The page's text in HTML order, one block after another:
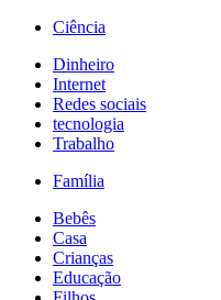
Ciência
Dinheiro
Internet
Redes sociais
tecnologia
Trabalho
Família
Bebês
Casa
Crianças
Educação